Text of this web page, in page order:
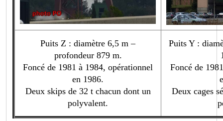
Puits Z : diamètre 6,5 m –
profondeur 879 m.
Foncé de 1981 à 1984, opérationnel
en 1986.
Deux skips de 32 t chacun dont un
polyvalent.
Puits Y :
Foncé de
Deux cages